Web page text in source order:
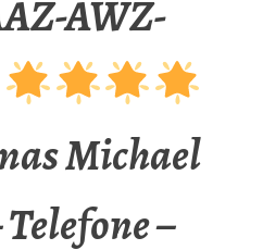
AWZ-
Michael
–